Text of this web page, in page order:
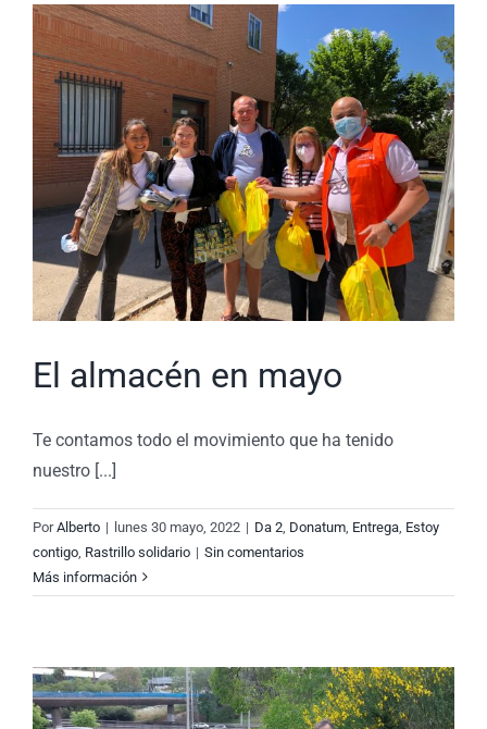
El almacén en mayo
Te contamos todo el movimiento que ha tenido
nuestro [...]
PorAlberto | lunes 30 mayo, 2022 | Da 2 Donatum Entrega Estoy
contigo Rastrillo solidario | Sin comentarios
Más información